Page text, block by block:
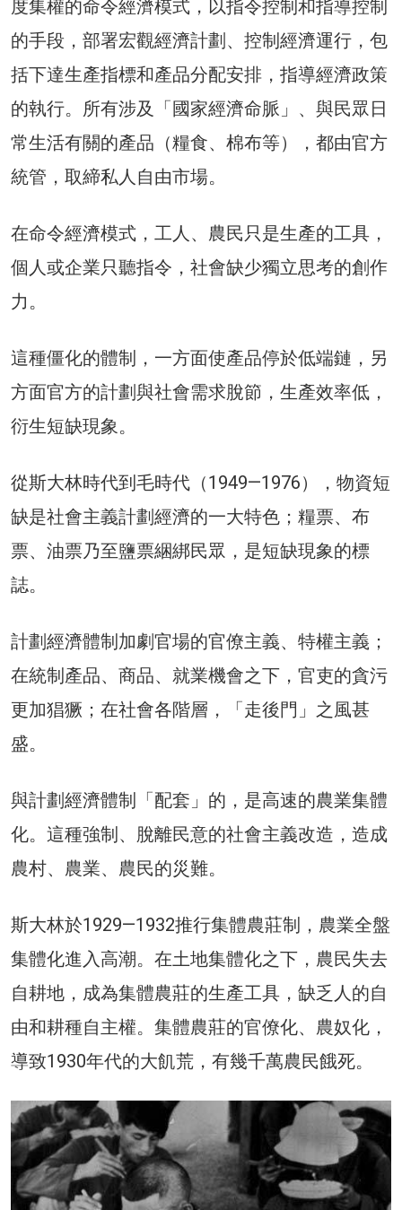
度集權的命令經濟模式，以指令控制和指導控制
的手段，部署宏觀經濟計劃、控制經濟運行，包
括下達生產指標和產品分配安排，指導經濟政策
的執行。所有涉及「國家經濟命脈」、與民眾日
常生活有關的產品（糧食、棉布等），都由官方
統管，取締私人自由市場。
在命令經濟模式，工人、農民只是生產的工具，
個人或企業只聽指令，社會缺少獨立思考的創作
力。
這種僵化的體制，一方面使產品停於低端鏈，另
方面官方的計劃與社會需求脫節，生產效率低，
衍生短缺現象。
從斯大林時代到毛時代（1949—1976），物資短
缺是社會主義計劃經濟的一大特色；糧票、布
票、油票乃至鹽票綑綁民眾，是短缺現象的標
誌。
計劃經濟體制加劇官場的官僚主義、特權主義；
在統制產品、商品、就業機會之下，官吏的貪污
更加猖獗；在社會各階層，「走後門」之風甚
盛。
與計劃經濟體制「配套」的，是高速的農業集體
化。這種強制、脫離民意的社會主義改造，造成
農村、農業、農民的災難。
斯大林於1929—1932推行集體農莊制，農業全盤
集體化進入高潮。在土地集體化之下，農民失去
自耕地，成為集體農莊的生產工具，缺乏人的自
由和耕種自主權。集體農莊的官僚化、農奴化，
導致1930年代的大飢荒，有幾千萬農民餓死。